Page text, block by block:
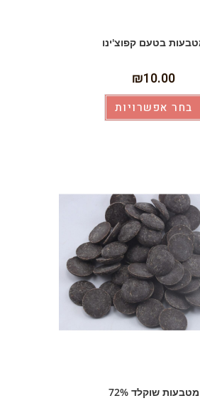
בטעם קפוצ'ינו
₪10.00
בחר אפשרויות
מטבעות שוקלד 72%